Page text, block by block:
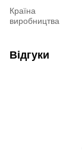
Країна
виробництва
Відгуки